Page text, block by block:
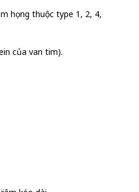
họng thuộc type 1, 2, 4,
của van tim).